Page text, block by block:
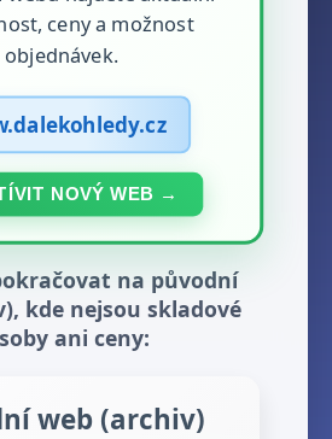
ceny a možnost
objednávek.
NOVÝ WEB →
na původní
kde nejsou skladové
ani ceny:
web (archiv)